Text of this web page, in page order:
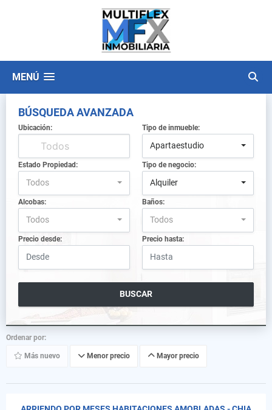
MENÚ
BÚSQUEDA AVANZADA
Ubicación: Tipo de inmueble:
Apartaestudio
Estado Propiedad:
Todos
Tipo de negocio:
Alquiler
Alcobas:
Todos
Baños:
Todos
Precio desde: Precio hasta:
BUSCAR
Ordenar por:
Más nuevo Menor precio Mayor precio